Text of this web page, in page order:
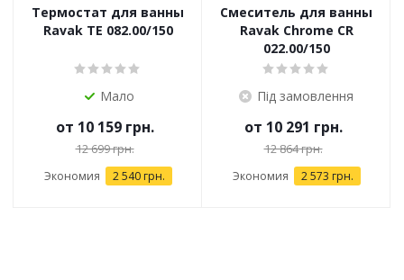
Термостат для ванны
Ravak TE 082.00/150
Мало
от 10 159 грн.
12 699 грн.
Экономия 2 540 грн.
Смеситель для ванны
Ravak Chrome CR
022.00/150
Під замовлення
от 10 291 грн.
12 864 грн.
Экономия 2 573 грн.